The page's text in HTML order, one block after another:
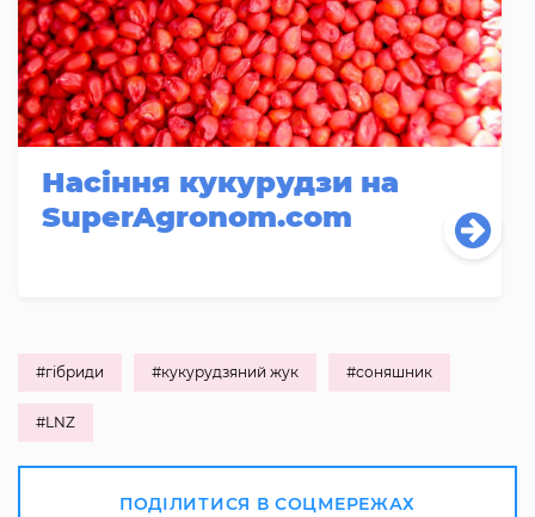
Насіння кукурудзи на
SuperAgronom.com
#гібриди #кукурудзяний жук #соняшник
#LNZ
ПОДІЛИТИСЯ В СОЦМЕРЕЖАХ